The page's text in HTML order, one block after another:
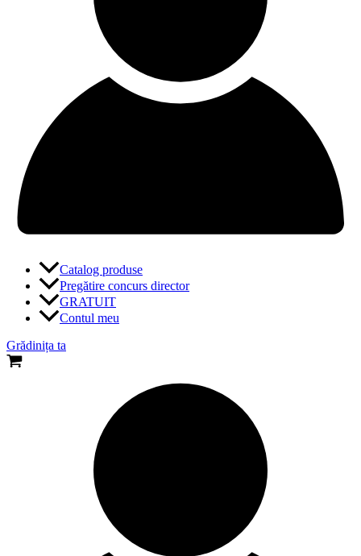
Catalog produse
Pregătire concurs director
GRATUIT
Contul meu
Grădinița ta